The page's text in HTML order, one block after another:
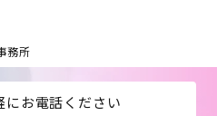
務所
にお電話ください